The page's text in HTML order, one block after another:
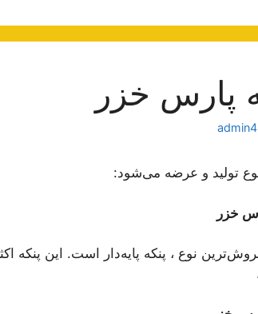
پارس خزر
خزر
نوع ، پنکه پایه‌دار است. این پنکه